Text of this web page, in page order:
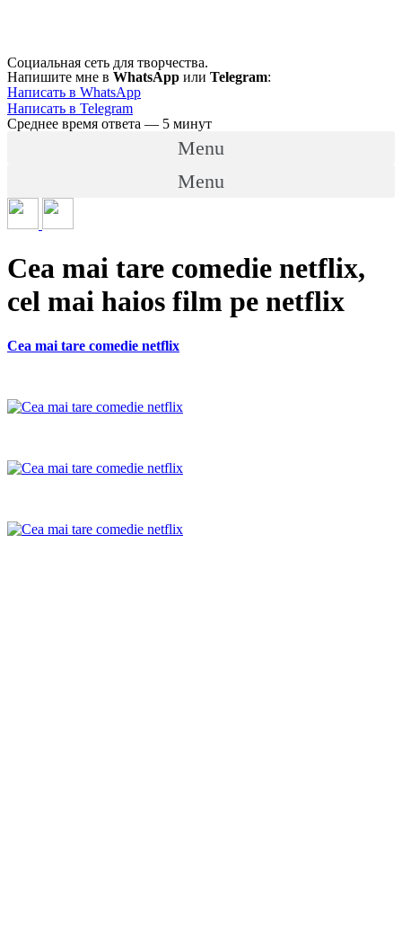
Социальная сеть для творчества.
Напишите мне в WhatsApp или Telegram:
Написать в WhatsApp
Написать в Telegram
Среднее время ответа — 5 минут
Menu
Menu
Cea mai tare comedie netflix,
cel mai haios film pe netflix
Cea mai tare comedie netflix